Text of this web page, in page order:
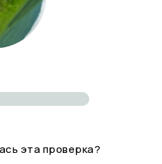
эта проверка?